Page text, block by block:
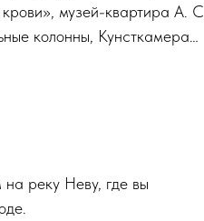
музей-квартира А. С.
колонны, Кунсткамера…
на реку Неву, где вы